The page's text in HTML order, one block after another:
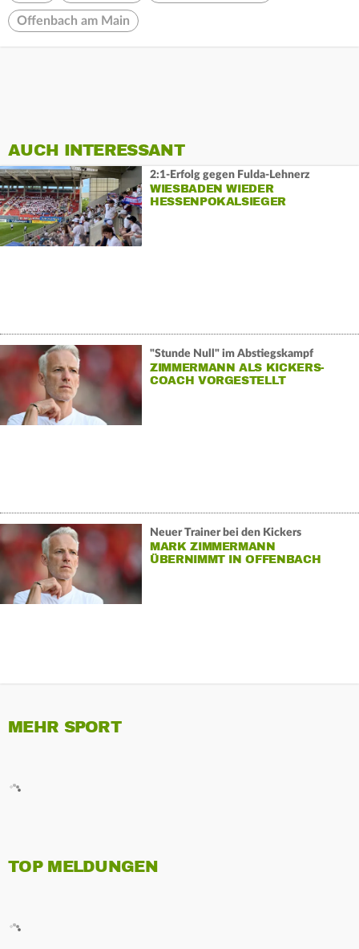
Offenbach am Main
AUCH INTERESSANT
2:1-Erfolg gegen Fulda-Lehnerz
WIESBADEN WIEDER
HESSENPOKALSIEGER
"Stunde Null" im Abstiegskampf
ZIMMERMANN ALS KICKERS-
COACH VORGESTELLT
Neuer Trainer bei den Kickers
MARK ZIMMERMANN
ÜBERNIMMT IN OFFENBACH
MEHR SPORT
TOP MELDUNGEN